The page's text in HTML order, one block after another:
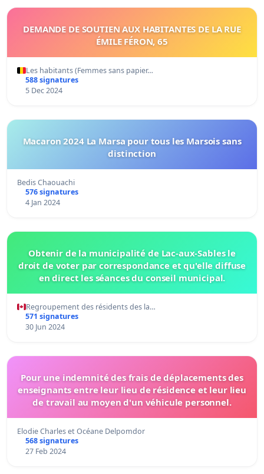
DEMANDE DE SOUTIEN AUX HABITANTES DE LA RUE
ÉMILE FÉRON, 65
Les habitants (Femmes sans papier…
588 signatures
5 Dec 2024
Macaron 2024 La Marsa pour tous les Marsois sans
distinction
Bedis Chaouachi
576 signatures
4 Jan 2024
Obtenir de la municipalité de Lac-aux-Sables le
droit de voter par correspondance et qu'elle diffuse
en direct les séances du conseil municipal.
Regroupement des résidents des la…
571 signatures
30 Jun 2024
Pour une indemnité des frais de déplacements des
enseignants entre leur lieu de résidence et leur lieu
de travail au moyen d'un véhicule personnel.
Elodie Charles et Océane Delpomdor
568 signatures
27 Feb 2024